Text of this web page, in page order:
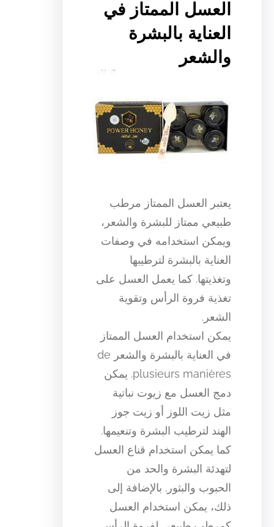
العسل الممتاز في
العناية بالبشرة
والشعر
يعتبر العسل الممتاز مرطب
طبيعي ممتاز للبشرة والشعر،
ويمكن استخدامه في وصفات
العناية بالبشرة لترطيبها
وتغذيتها. كما يعمل العسل على
تغذية فروة الرأس وتقوية
الشعر.
يمكن استخدام العسل الممتاز
في العناية بالبشرة والشعر de
plusieurs manières. يمكن
دمج العسل مع زيوت نباتية
مثل زيت اللوز أو زيت جوز
الهند لترطيب البشرة وتنعيمها.
كما يمكن استخدام قناع العسل
لتهدئة البشرة والحد من
الحبوب والبثور. بالإضافة إلى
ذلك، يمكن استخدام العسل